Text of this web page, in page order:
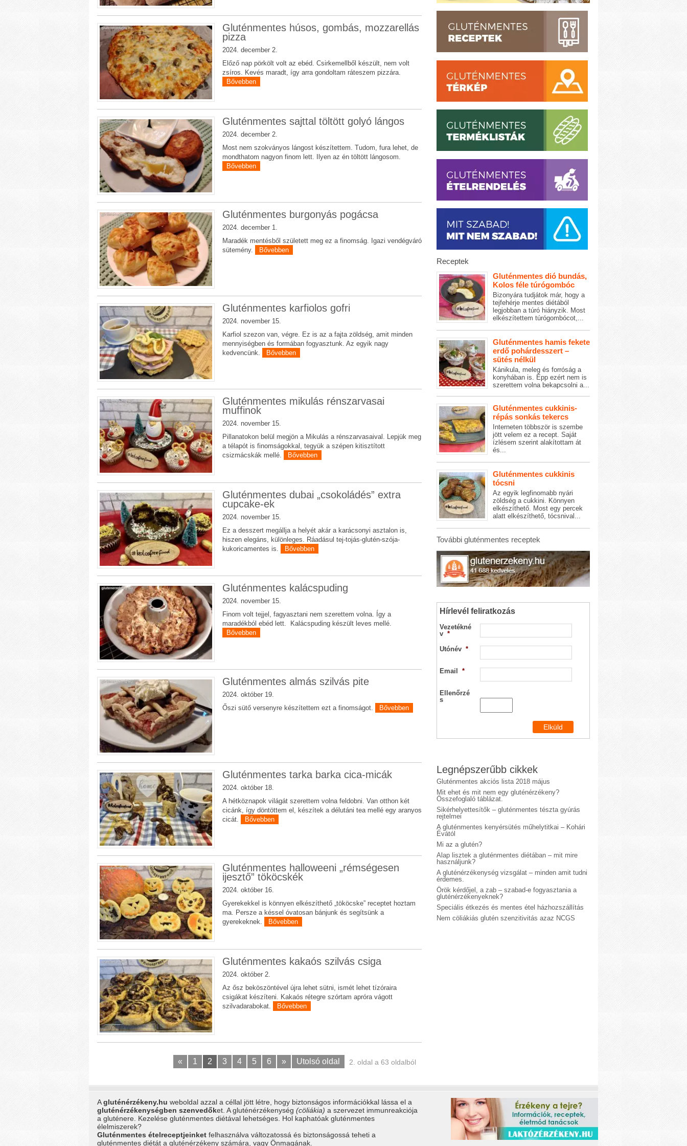
Gluténmentes húsos, gombás, mozzarellás
pizza
2024. december 2.
Előző nap pörkölt volt az ebéd. Csirkemellből készült, nem volt
zsíros. Kevés maradt, így arra gondoltam ráteszem pizzára.
Bővebben
Gluténmentes sajttal töltött golyó lángos
2024. december 2.
Most nem szokványos lángost készítettem. Tudom, fura lehet, de
mondthatom nagyon finom lett. Ilyen az én töltött lángosom.
Bővebben
Gluténmentes burgonyás pogácsa
2024. december 1.
Maradék mentésből született meg ez a finomság. Igazi vendégváró
sütemény.
Bővebben
Gluténmentes karfiolos gofri
2024. november 15.
Karfiol szezon van, végre. Ez is az a fajta zöldség, amit minden
mennyiségben és formában fogyasztunk. Az egyik nagy
kedvencünk.
Bővebben
Gluténmentes mikulás rénszarvasai
muffinok
2024. november 15.
Pillanatokon belül megjön a Mikulás a rénszarvasaival. Lepjük meg
a télapót is finomságokkal, tegyük a szépen kitisztított
csizmácskák mellé.
Bővebben
Gluténmentes dubai „csokoládés” extra
cupcake-ek
2024. november 15.
Ez a desszert megállja a helyét akár a karácsonyi asztalon is,
hiszen elegáns, különleges. Ráadásul tej-tojás-glutén-szója-
kukoricamentes is.
Bővebben
Gluténmentes kalácspuding
2024. november 15.
Finom volt tejjel, fagyasztani nem szerettem volna. Így a
maradékból ebéd lett. Kalácspuding készült leves mellé.
Bővebben
Gluténmentes almás szilvás pite
2024. október 19.
Őszi sütő versenyre készítettem ezt a finomságot.
Bővebben
Gluténmentes tarka barka cica-micák
2024. október 18.
A hétköznapok világát szerettem volna feldobni. Van otthon két
cicánk, így döntöttem el, készítek a délutáni tea mellé egy aranyos
cicát.
Bővebben
Gluténmentes halloweeni „rémségesen
ijesztő” tököcskék
2024. október 16.
Gyerekekkel is könnyen elkészíthető „tököcske” receptet hoztam
ma. Persze a késsel óvatosan bánjunk és segítsünk a
gyerekeknek.
Bővebben
Gluténmentes kakaós szilvás csiga
2024. október 2.
Az ősz beköszöntével újra lehet sütni, ismét lehet tízóraira
csigákat készíteni. Kakaós rétegre szórtam apróra vágott
szilvadarabokat.
Bővebben
2. oldal a 63 oldalból
« 1 2 3 4 5 6 » Utolsó oldal
Receptek
Gluténmentes dió bundás,
Kolos féle túrógombóc
Bizonyára tudjátok már, hogy a
tejfehérje mentes diétából
legjobban a túró hiányzik. Most
elkészítettem túrógombócot,...
Gluténmentes hamis fekete
erdő pohárdesszert –
sütés nélkül
Kánikula, meleg és forróság a
konyhában is. Épp ezért nem is
szerettem volna bekapcsolni a...
Gluténmentes cukkinis-
répás sonkás tekercs
Interneten többször is szembe
jött velem ez a recept. Saját
ízlésem szerint alakítottam át
és...
Gluténmentes cukkinis
tócsni
Az egyik legfinomabb nyári
zöldség a cukkini. Könnyen
elkészíthető. Most egy percek
alatt elkészíthető, tócsnival...
További gluténmentes receptek
Hírlevél feliratkozás
Vezetékné
v *
Utónév *
Email *
Ellenőrzé
s
Legnépszerűbb cikkek
Gluténmentes akciós lista 2018 május
Mit ehet és mit nem egy gluténérzékeny?
Összefoglaló táblázat.
Sikérhelyettesítők – gluténmentes tészta gyúrás
rejtelmei
A gluténmentes kenyérsütés műhelytitkai – Kohári
Évától
Mi az a glutén?
Alap lisztek a gluténmentes diétában – mit mire
használjunk?
A gluténérzékenység vizsgálat – minden amit tudni
érdemes.
Örök kérdőjel, a zab – szabad-e fogyasztania a
gluténérzékenyeknek?
Speciális étkezés és mentes étel házhozszállítás
Nem cöliákiás glutén szenzitivitás azaz NCGS
Agluténérzékeny.hu weboldal azzal a céllal jött létre, hogy biztonságos információkkal lássa el a
gluténérzékenységben szenvedőket. A gluténérzékenység (cöliákia) a szervezet immunreakciója
a gluténere. Kezelése gluténmentes diétával lehetséges. Hol kaphatóak gluténmentes
élelmiszerek?
Gluténmentes ételreceptjeinket felhasználva változatossá és biztonságossá teheti a
gluténmentes diétát a gluténérzékeny számára, vagy Önmagának.